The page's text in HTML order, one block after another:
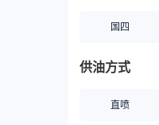
国四
供油方式
直喷